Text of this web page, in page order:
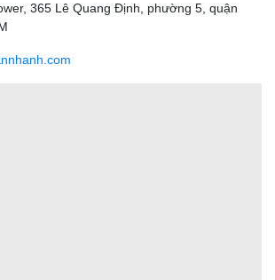
365 Lê Quang Định, phường 5, quận